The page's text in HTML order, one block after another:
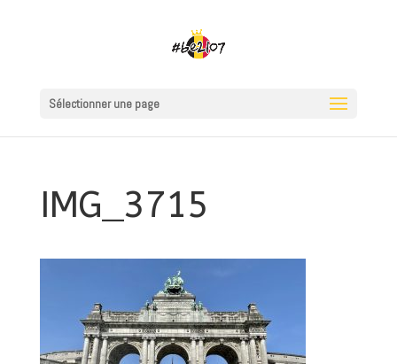
Sélectionner une page
IMG_3715